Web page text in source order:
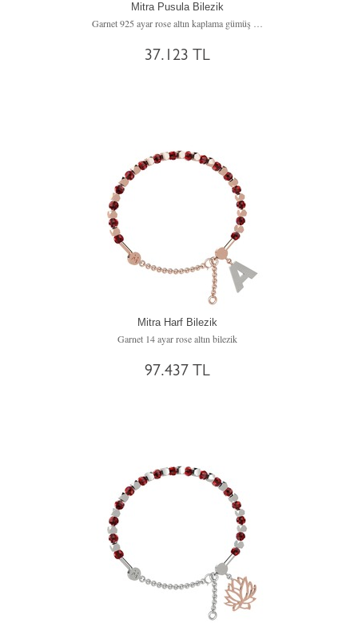
Mitra Pusula Bilezik
37.123 TL
Mitra Harf Bilezik
Garnet 14 ayar rose altın bilezik
97.437 TL